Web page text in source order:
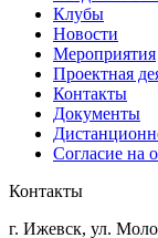
Клубы
Новости
Мероприятия
Проектная
Контакты
Документы
Согласие на
Контакты
г. Ижевск, ул.